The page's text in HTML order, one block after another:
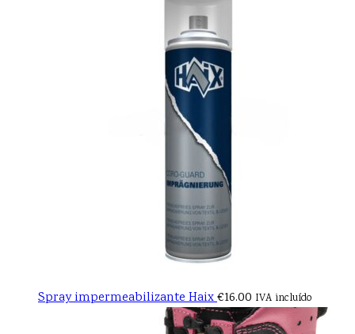
Spray impermeabilizante Haix€16.00 IVA incluído